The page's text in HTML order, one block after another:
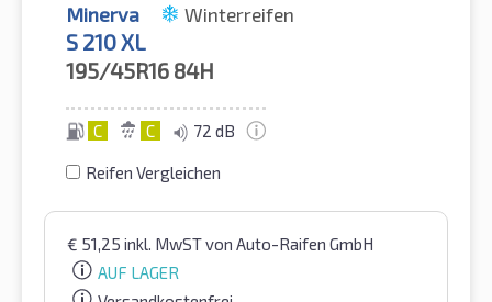
Minerva Winterreifen
S 210 XL
195/45R16 84H
C C 72 dB
Reifen Vergleichen
€ 51,25 inkl. MwSTvon Auto-Raifen GmbH
AUF LAGER